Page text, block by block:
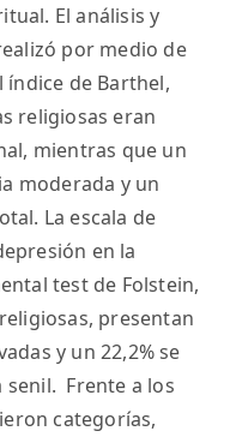
El análisis y
por medio de
índice de Barthel,
religiosas eran
mientras que un
moderada y un
La escala de
en la
test de Folstein,
presentan
y un 22,2% se
Frente a los
categorías,